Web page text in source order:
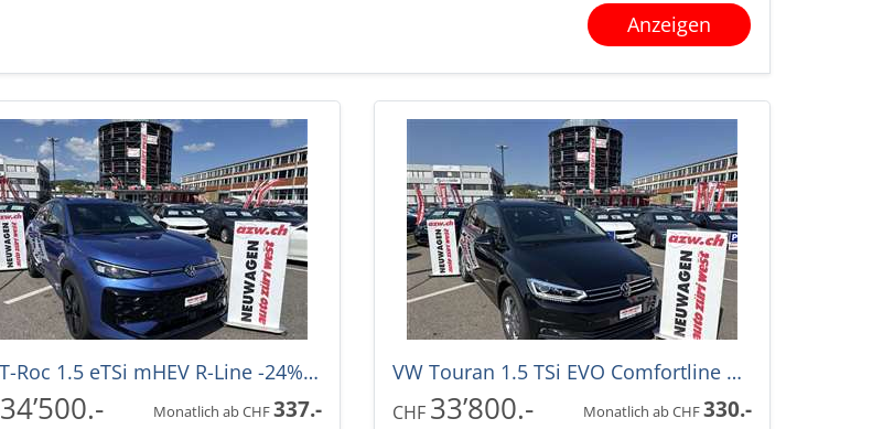
Anzeigen
VW T-Roc 1.5 eTSi mHEV R-Line -24%! DSG-Aut.
34’500.- Monatlich ab CHF337.-
VW Touran 1.5 TSi EVO Comfortline Edition DSG-Automat 7-Plätzer -39%
CHF 33’800.- Monatlich ab CHF330.-